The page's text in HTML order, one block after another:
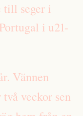
till seger i
i u21-
Vännen
veckor sen